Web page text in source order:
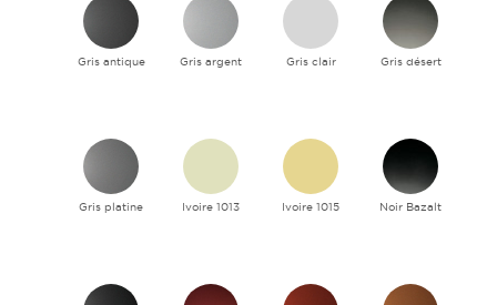
Gris antique Gris argent Gris clair Gris désert
Gris platine Ivoire 1013 Ivoire 1015 Noir Bazalt